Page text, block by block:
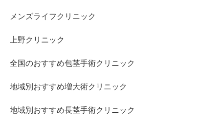
メンズライフクリニック
上野クリニック
全国のおすすめ包茎手術クリニック
地域別おすすめ増大術クリニック
地域別おすすめ長茎手術クリニック